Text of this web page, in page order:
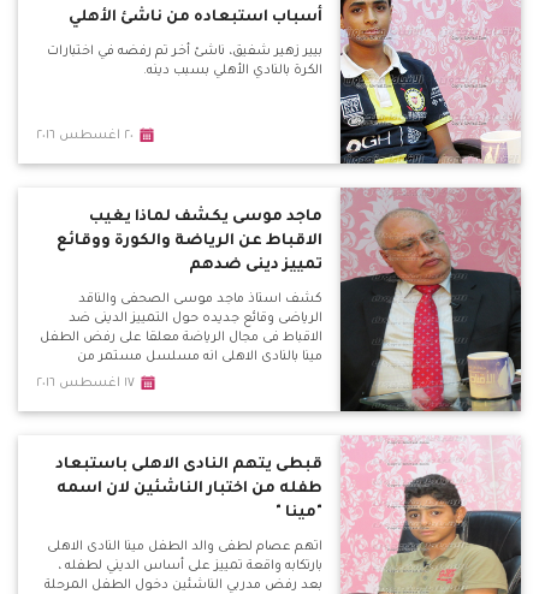
أسباب استبعاده من ناشئ الأهلي
بيير زهير شفيق، ناشئ أخر تم رفضه في اختبارات
الكرة بالنادي الأهلي بسبب دينه.
٢٠ اغسطس ٢٠١٦
ماجد موسى يكشف لماذا يغيب
الاقباط عن الرياضة والكورة ووقائع
تمييز دينى ضدهم
كشف استاذ ماجد موسى الصحفى والناقد
الرياضى وقائع جديده حول التمييز الدينى ضد
الاقباط فى مجال الرياضة معلقا على رفض الطفل
مينا بالنادى الاهلى انه مسلسل مستمر من
التعصب والذى يظهر فى العديد من الاندية
الكابتن هانى رمزى كممثل فقط للاقباط ولماذا يتم
١٧ اغسطس ٢٠١٦
قبطى يتهم النادى الاهلى باستبعاد
طفله من اختبار الناشئين لان اسمه
"مينا "
اتهم عصام لطفى والد الطفل مينا النادى الاهلى
بارتكابه واقعة تمييز على أساس الديني لطفله ،
بعد رفض مدربي الناشئين دخول الطفل المرحلة